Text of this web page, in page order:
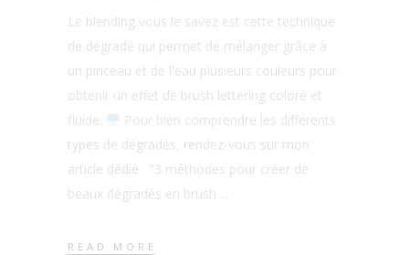
Le blending vous le savez est cette technique
de dégradé qui permet de mélanger grâce à
un pinceau et de l'eau plusieurs couleurs pour
obtenir un effet de brush lettering coloré et
fluide.
Pour bien comprendre les différents
types de dégradés, rendez-vous sur mon
article dédié : "3 méthodes pour créer de
beaux dégradés en brush
READ MORE